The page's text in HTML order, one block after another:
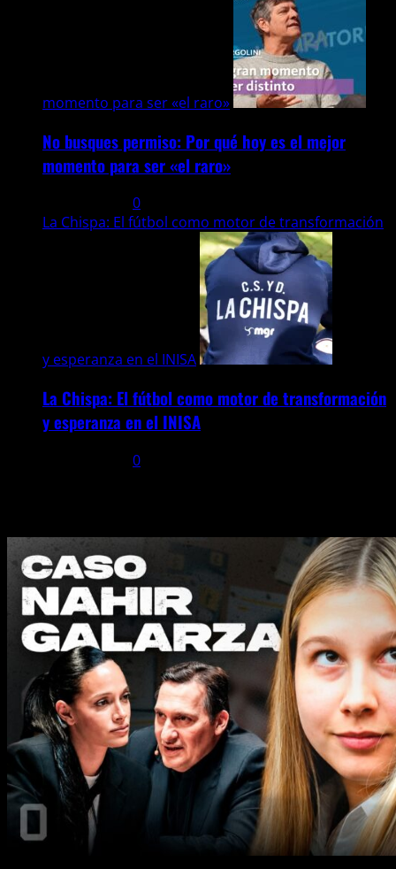
momento para ser «el raro»
No busques permiso: Por qué hoy es el mejor
momento para ser «el raro»
0
La Chispa: El fútbol como motor de transformación
y esperanza en el INISA
La Chispa: El fútbol como motor de transformación
y esperanza en el INISA
0